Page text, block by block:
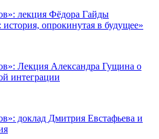
лекция Фёдора Гайды
опрокинутая в будущее»
Лекция Александра Гущина о
интеграции
доклад Дмитрия Евстафьева и